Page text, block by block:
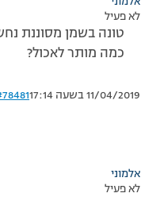
לא פעיל
טונה בשמן מסוננת
כמה מותר לאכול?
11/04/2019 בשעה 17:14
אלמוני
לא פעיל